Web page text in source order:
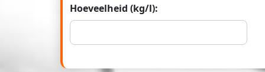
Hoeveelheid (kg/l):